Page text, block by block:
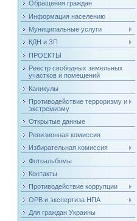
Обращения граждан
Информация населению
Муниципальные услуги
КДН и ЗП
ПРОЕКТЫ
Реестр свободных земельных
участков и помещений
Каникулы
Противодействие терроризму и
экстремизму
Открытые данные
Ревизионная комиссия
Избирательная комиссия
Фотоальбомы
Контакты
Противодействие коррупции
ОРВ и экспертиза НПА
Для граждан Украины